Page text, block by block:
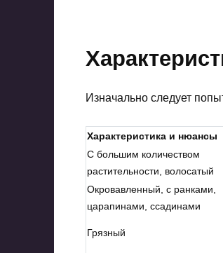
Изначально следует
Характеристика и нюансы
С большим количеством
растительности, волосатый
Окровавленный, с ранками,
царапинами, ссадинами
Грязный